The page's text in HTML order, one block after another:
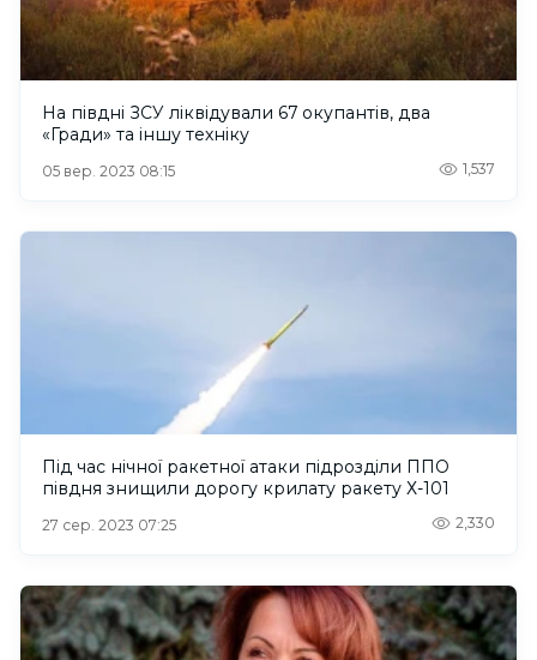
На півдні ЗСУ ліквідували 67 окупантів, два
«Гради» та іншу техніку
05 вер. 2023 08:15 1,537
Під час нічної ракетної атаки підрозділи ППО
півдня знищили дорогу крилату ракету Х-101
27 сер. 2023 07:25 2,330